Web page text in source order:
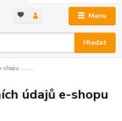
Menu
Hledat
shopu ………
údajů e-shopu